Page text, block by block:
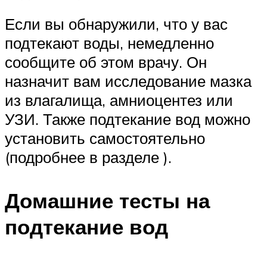
Если вы обнаружили, что у вас
подтекают воды, немедленно
сообщите об этом врачу. Он
назначит вам исследование мазка
из влагалища, амниоцентез или
УЗИ. Также подтекание вод можно
установить самостоятельно
(подробнее в разделе ).
Домашние тесты на
подтекание вод